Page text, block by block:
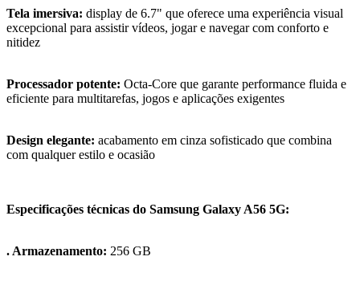
Tela imersiva: display de 6.7" que oferece uma experiência visual
excepcional para assistir vídeos, jogar e navegar com conforto e
nitidez
Processador potente: Octa-Core que garante performance fluida e
eficiente para multitarefas, jogos e aplicações exigentes
Design elegante: acabamento em cinza sofisticado que combina
com qualquer estilo e ocasião
Especificações técnicas do Samsung Galaxy A56 5G:
. Armazenamento: 256 GB